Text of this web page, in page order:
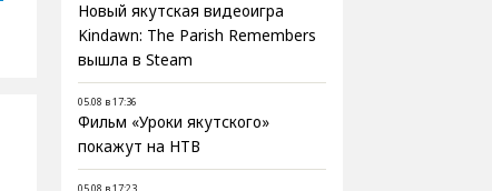
Новый якутская видеоигра
Kindawn: The Parish Remembers
вышла в Steam
05.08 в 17:36
Фильм «Уроки якутского»
покажут на НТВ